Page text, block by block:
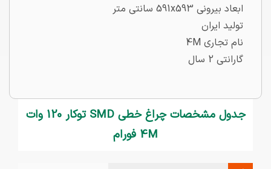
ابعاد بیرونی 591x593 سانتی متر
تولید ایران
نام تجاری 4M
گارانتی 2 سال
جدول مشخصات چراغ خطی SMD توکار 120 وات
4M فورام